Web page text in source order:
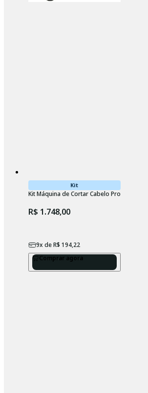
Kit
Kit Máquina de Cortar Cabelo Profissional
R$ 1.748,00
9x deR$ 194,22
Comprar agora